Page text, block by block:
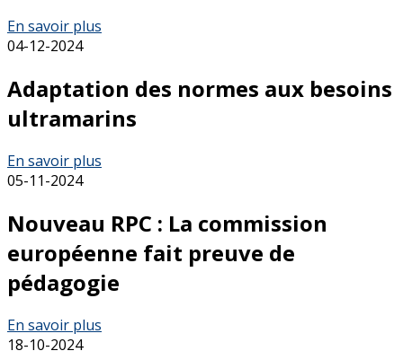
En savoir plus
04-12-2024
Adaptation des normes aux besoins
ultramarins
En savoir plus
05-11-2024
Nouveau RPC : La commission
européenne fait preuve de
pédagogie
En savoir plus
18-10-2024